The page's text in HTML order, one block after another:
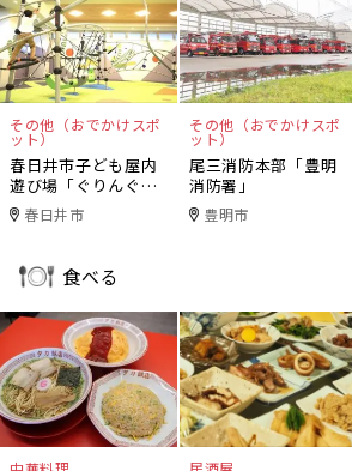
その他（おでかけスポ
ット）
春日井市子ども屋内
遊び場「ぐりんぐり
ん」春日井市
その他（おでかけスポ
ット）
尾三消防本部「豊明
消防署」
豊明市
食べる